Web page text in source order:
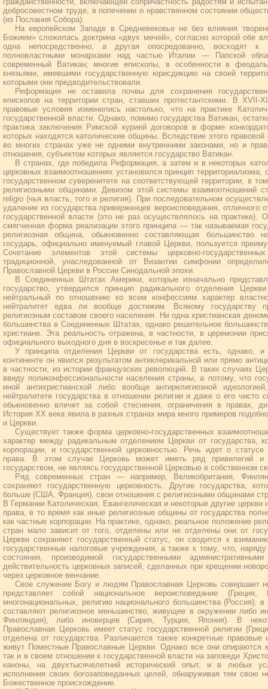
добросовестном труде, в попечении о нравственном состоянии
(из Послания Собора).
На европейском Западе в Средневековье не без влияния
Божием» сложилась доктрина «двух мечей», согласно которой обе
одна непосредственно, а другая опосредованно, восходят
полновластными монархами над частью Италии — Папской
современный Ватикан; многие епископы, в особенности в
князьями, имевшими государственную юрисдикцию на своей
которыми они предводительствовали.
Реформация не оставила почвы для сохранения
епископов на территории стран, ставших протестантскими. В XVII-
правовые условия изменились настолько, что на практике
государственной власти. Однако, помимо государства Ватикан,
практика заключения Римской курией договоров в форме
которых находятся католические общины. Вследствие этого
во многих странах уже не одними внутренними законами, но и
отношения, субъектом которых является государство Ватикан.
В странах, где победила Реформация, а затем и в некоторых
церковных взаимоотношениях установился принцип территориализма,
государственном суверенитете на соответствующей территории, в
религиозными общинами. Девизом этой системы взаимоотношений
religio (чья власть, того и религия). При последовательном
удаление из государства приверженцев вероисповедания, отличного
государственной власти (это не раз осуществлялось на практике).
смягченная форма реализации этого принципа — так называемая
религиозная община, обыкновенно составляющая большинство
государь, официально именуемый главой Церкви, пользуется
Сочетание элементов этой системы церковно-
традиционной, унаследованной от Византии симфонии
Православной Церкви в России Синодальной эпохи.
В Соединенных Штатах Америки, которые изначально
государство, утвердился принцип радикального отделения
нейтральный по отношению ко всем конфессиям характер
нейтралитет едва ли вообще достижим. Всякому государству
религиозным составом своего населения. Ни одна христианская
большинства в Соединенных Штатах, однако решительное
христиане. Эта реальность отражена, в частности, в церемонии
официального выходного дня в воскресенье и так далее.
У принципа отделения Церкви от государства есть, однако,
континенте он явился результатом антиклерикальной или прямо
в частности, из истории французских революций. В таких случаях
ввиду поликонфессиональности населения страны, а потому, что
иной антихристианской либо вообще антирелигиозной
нейтралитете государства в отношении религии и даже о его чисто
обыкновенно влечет за собой стеснения, ограничения в правах,
История ХХ века явила в разных странах мира много примеров
и Церкви.
Существует также форма церковно-государственных
характер между радикальным отделением Церкви от государства,
корпорации, и государственной церковностью. Речь идет о
права. В этом случае Церковь может иметь ряд привилегий и
государством, не являясь государственной Церковью в собственном
Ряд современных стран — например, Великобритания,
сохраняют государственную церковность. Другие государства,
больше (США, Франция), свои отношения с религиозными общинами
В Германии Католическая, Евангелическая и некоторые другие церкви
права, в то время как иные религиозные общины от государства
как частные корпорации. На практике, однако, реальное положение
стран мало зависит от того, отделены или не отделены они от
Церкви сохраняют государственный статус, он сводится к
государственные налоговые учреждения, а также к тому, что, наряду
состояния, производимой государственными
действительность церковных записей, сделанных при крещении
через церковное венчание.
Свое служение Богу и людям Православная Церковь совершает
представляет собой национальное вероисповедание
многонациональных, религию национального большинства (Россия),
составляют религиозное меньшинство, живущее в окружении либо
Финляндия), либо иноверцев (Сирия, Турция, Япония). В
Православная Церковь имеет статус государственной религии
отделена от государства. Различаются также конкретные
живут Поместные Православные Церкви. Однако все они опираются
так и в своем отношении к государственной власти на заповеди
каноны, на двухтысячелетний исторический опыт, и в любых
исполнения своих богозаповеданных целей, обнаруживая тем свою
Божественное происхождение.